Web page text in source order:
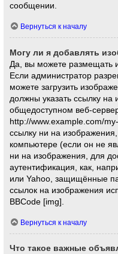
сообщении.
Вернуться к началу
Могу ли я добавлять
Да, вы можете размещать
Если администратор
можете загрузить
должны указать ссылку
общедоступном веб-
http://www.example.com/
ссылку ни на
компьютере (если он не
ни на изображения, для
аутентификация, как,
или Yahoo, защищённые
ссылок на изображения
BBCode [img].
Вернуться к началу
Что такое важные